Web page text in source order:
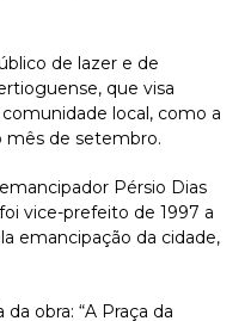
de lazer e de
que visa
local, como a
mês de setembro.
Pérsio Dias
vice-prefeito de 1997 a
emancipação da cidade,
obra: “A Praça da